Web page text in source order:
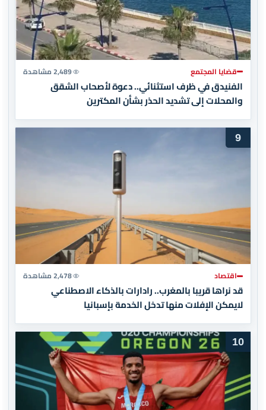
قضايا المجتمع 2,489 مشاهدة
الفنيدق في ظرف استثنائي.. دعوة لأصحاب الشقق
والمحلات إلى تشديد الحذر بشأن المكترين
9
اقتصاد 2,478 مشاهدة
قد نراها قريبا بالمغرب.. رادارات بالذكاء الاصطناعي
لايمكن الإفلات منها تدخل الخدمة بإسبانيا
10